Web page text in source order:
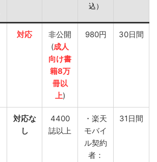
込）
対応
非公開
(成人
向け書
籍8万
冊以
上)
980円 30日間
対応な
し
4400
誌以上
・楽天
モバイ
ル契約
者：
31日間